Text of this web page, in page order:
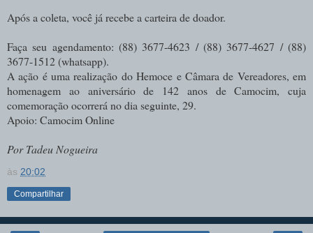
Após a coleta, você já recebe a carteira de doador.
Faça seu agendamento: (88) 3677-4623 / (88) 3677-4627 / (88)
3677-1512 (whatsapp).
A ação é uma realização do Hemoce e Câmara de Vereadores, em
homenagem ao aniversário de 142 anos de Camocim, cuja
comemoração ocorrerá no dia seguinte, 29.
Apoio: Camocim Online
Por Tadeu Nogueira
às 20:02
Compartilhar